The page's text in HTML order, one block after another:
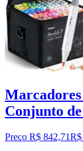
Conjunto
Preço R$ 842,71R$